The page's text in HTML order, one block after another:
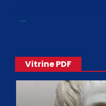
…
Vitrine PDF